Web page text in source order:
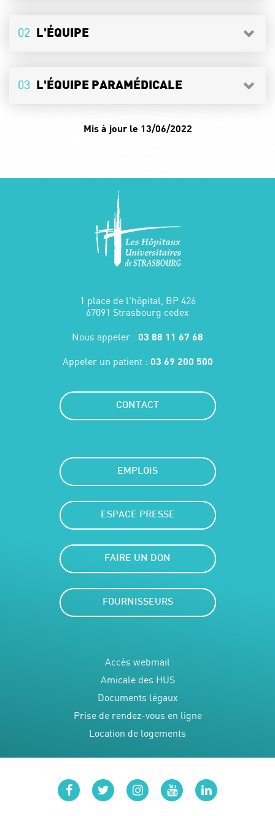
02 L'ÉQUIPE
03 L'ÉQUIPE PARAMÉDICALE
Mis à jour le 13/06/2022
1 place de l'hôpital, BP 426
67091 Strasbourg cedex
Nous appeler : 03 88 11 67 68
Appeler un patient : 03 69 200 500
CONTACT
EMPLOIS
ESPACE PRESSE
FAIRE UN DON
FOURNISSEURS
Accès webmail
Amicale des HUS
Documents légaux
Prise de rendez-vous en ligne
Location de logements
facebooktwitterinstagram
youtubelinkedin